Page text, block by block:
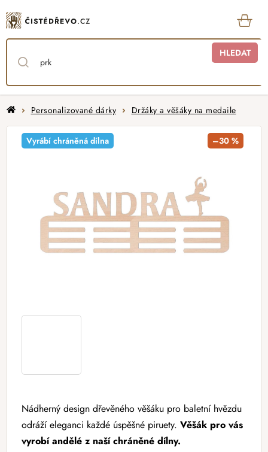
na
obsah
HLEDAT
DomůPersonalizované dárky Držáky a věšáky na medaile
Nádherný design dřevěného věšáku pro baletní hvězdu
odráží eleganci každé úspěšné piruety. Věšák pro vás
vyrobí andělé z našíchráněné dílny.
Vyrábí chráněná dílna –30 %